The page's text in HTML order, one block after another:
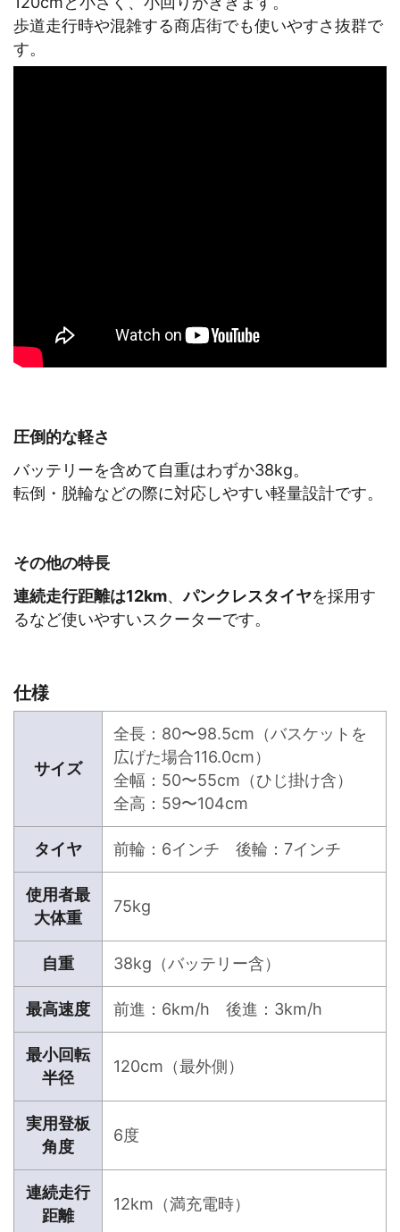
歩道走行時や混雑する商店街でも使いやすさ抜群で
す。
圧倒的な軽さ
バッテリーを含めて自重はわずか38kg。
転倒・脱輪などの際に対応しやすい軽量設計です。
その他の特長
連続走行距離は12km、パンクレスタイヤを採用す
るなど使いやすいスクーターです。
仕様
サイズ
全長：80〜98.5cm（バスケットを
広げた場合116.0cm）
全幅：50〜55cm（ひじ掛け含）
全高：59〜104cm
タイヤ 前輪：6インチ 後輪：7インチ
使用者最
大体重
75kg
自重 38kg（バッテリー含）
最高速度 前進：6km/h 後進：3km/h
最小回転
半径
120cm（最外側）
実用登板
角度
6度
連続走行
距離
12km（満充電時）